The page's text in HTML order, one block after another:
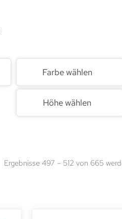
Farbe wählen
Höhe wählen
Ergebnisse 497 – 512 von 665